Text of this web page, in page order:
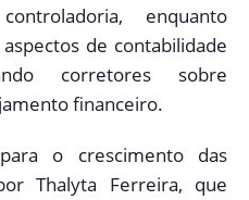
enquanto
de contabilidade
corretores sobre
financeiro.
o crescimento das
Thalyta Ferreira, que